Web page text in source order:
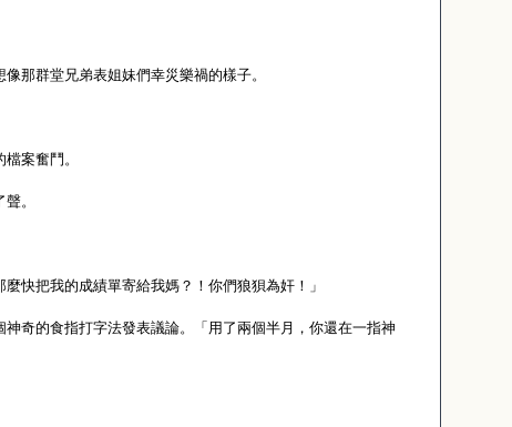
那群堂兄弟表姐妹們幸災樂禍的樣子。
案奮鬥。
。
快把我的成績單寄給我媽？！你們狼狽為奸！」
奇的食指打字法發表議論。「用了兩個半月，你還在一指神